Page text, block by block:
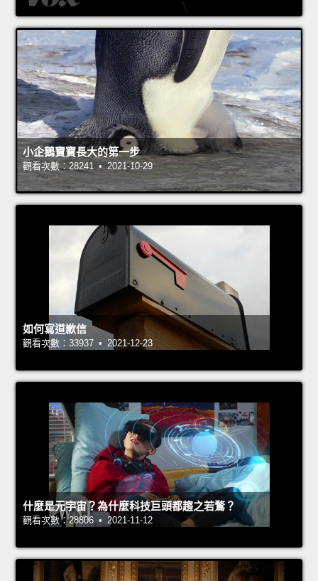
小企鵝寶寶長大的第一步
觀看次數：28241 • 2021-10-29
如何寫道歉信
觀看次數：33937 • 2021-12-23
什麼是元宇宙？為什麼科技巨頭都趨之若鶩？
觀看次數：28806 • 2021-11-12